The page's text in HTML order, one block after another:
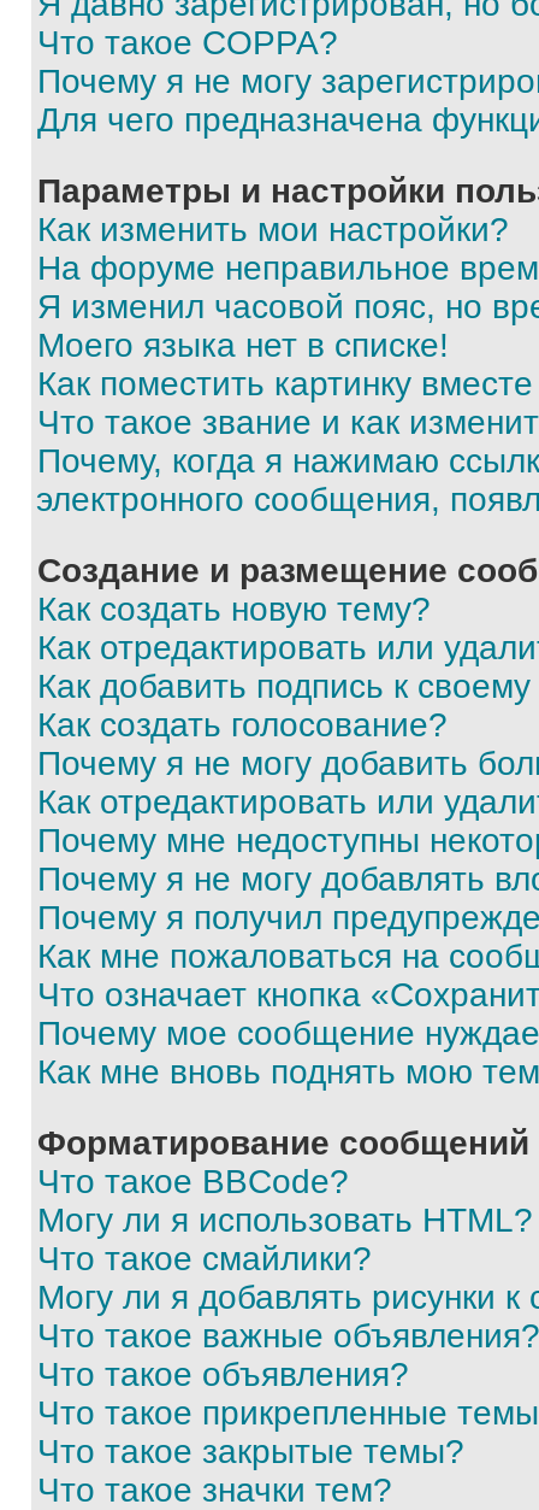
Что такое COPPA?
Почему я не могу
Для чего предназначена
Параметры и настройки
Как изменить мои настройки?
На форуме неправильное
Я изменил часовой пояс, но
Моего языка нет в списке!
Как поместить картинку
Что такое звание и как
Почему, когда я нажимаю
электронного сообщения,
Создание и размещение
Как создать новую тему?
Как отредактировать или
Как добавить подпись к
Как создать голосование?
Почему я не могу добавить
Как отредактировать или
Почему мне недоступны
Почему я не могу добавлять
Почему я получил
Как мне пожаловаться на
Что означает кнопка
Почему мое сообщение
Как мне вновь поднять мою
Форматирование
Что такое BBCode?
Могу ли я использовать HTML?
Что такое смайлики?
Могу ли я добавлять рисунки
Что такое важные объявления?
Что такое объявления?
Что такое прикрепленные
Что такое закрытые темы?
Что такое значки тем?